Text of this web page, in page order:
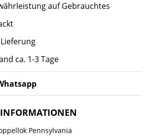
auf Gebrauchtes
ca. 1-3 Tage
INFORMATIONEN
Pennsylvania